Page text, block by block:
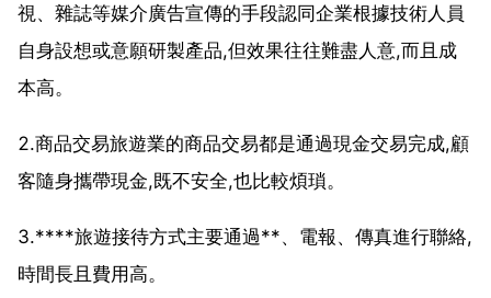
視、雜誌等媒介廣告宣傳的手段認同企業根據技術人員
自身設想或意願研製產品,但效果往往難盡人意,而且成
本高。
2.商品交易旅遊業的商品交易都是通過現金交易完成,顧
客隨身攜帶現金,既不安全,也比較煩瑣。
3.****旅遊接待方式主要通過**、電報、傳真進行聯絡,
時間長且費用高。